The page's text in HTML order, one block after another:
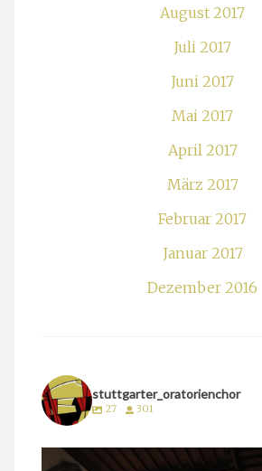
August 2017
Juli 2017
Juni 2017
Mai 2017
April 2017
März 2017
Februar 2017
Januar 2017
Dezember 2016
stuttgarter_oratorienchor
27 301
stuttgarter_oratorienchor